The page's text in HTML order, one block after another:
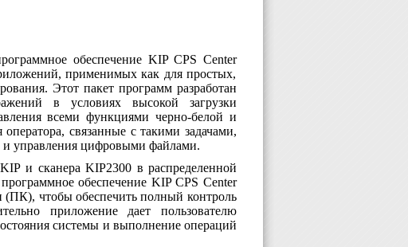
обеспечение KIP CPS Center
применимых как для простых,
Этот пакет программ разработан
в условиях высокой загрузки
всеми функциями черно-белой и
связанные с такими задачами,
и управления цифровыми файлами.
KIPи сканераKIP2300 в распределенной
обеспечение KIP CPS Center
(ПК), чтобы обеспечить полный контроль
приложение дает пользователю
системы и выполнение операций